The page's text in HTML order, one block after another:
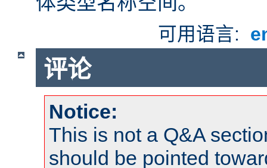
可用语言:
评论
Notice:
This is not a Q&A
should be pointed